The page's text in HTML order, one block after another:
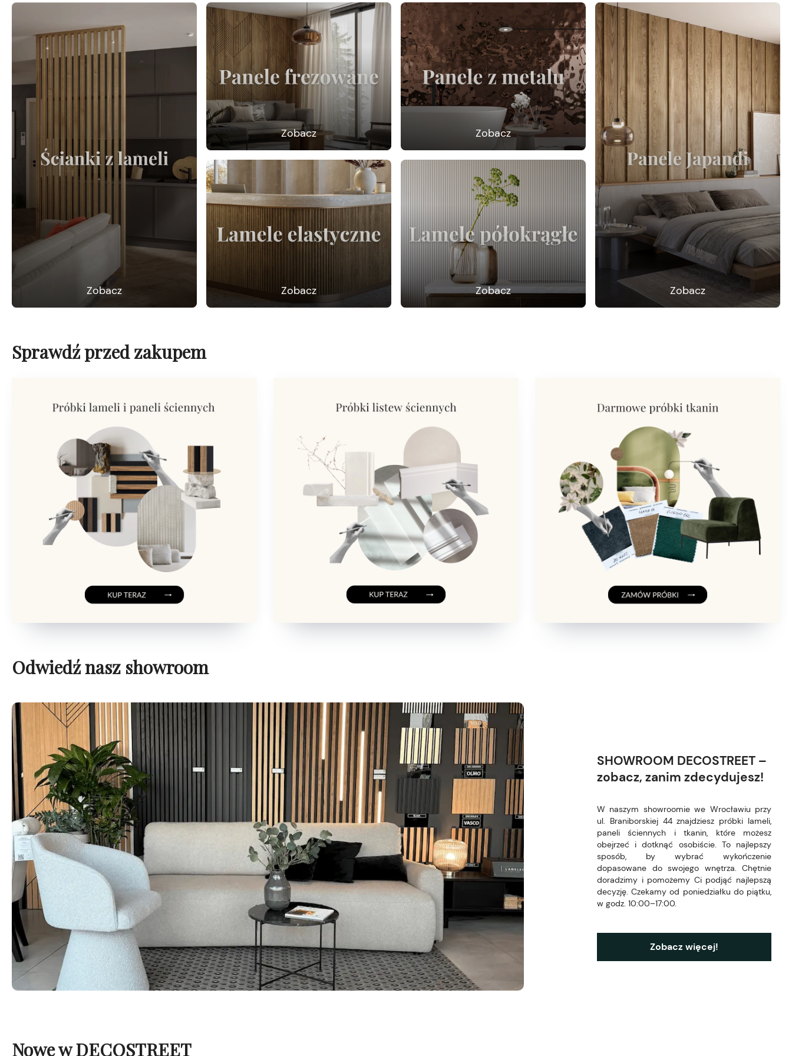
Zobacz
Zobacz Zobacz
Zobacz
Zobacz Zobacz
Sprawdź przed zakupem
Odwiedź nasz showroom
SHOWROOM DECOSTREET –
zobacz, zanim zdecydujesz!
W naszym showroomie we Wrocławiu przy
ul. Braniborskiej 44 znajdziesz próbki lameli,
paneli ściennych i tkanin, które możesz
obejrzeć i dotknąć osobiście. To najlepszy
sposób, by wybrać wykończenie
dopasowane do swojego wnętrza. Chętnie
doradzimy i pomożemy Ci podjąć najlepszą
decyzję. Czekamy od poniedziałku do piątku,
w godz. 10:00–17:00.
Zobacz więcej!
Nowe w DECOSTREET